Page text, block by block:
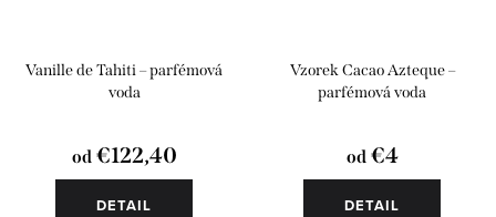
Vanille de Tahiti – parfémová
voda
od €122,40
DETAIL
Vzorek Cacao Azteque –
parfémová voda
od €4
DETAIL